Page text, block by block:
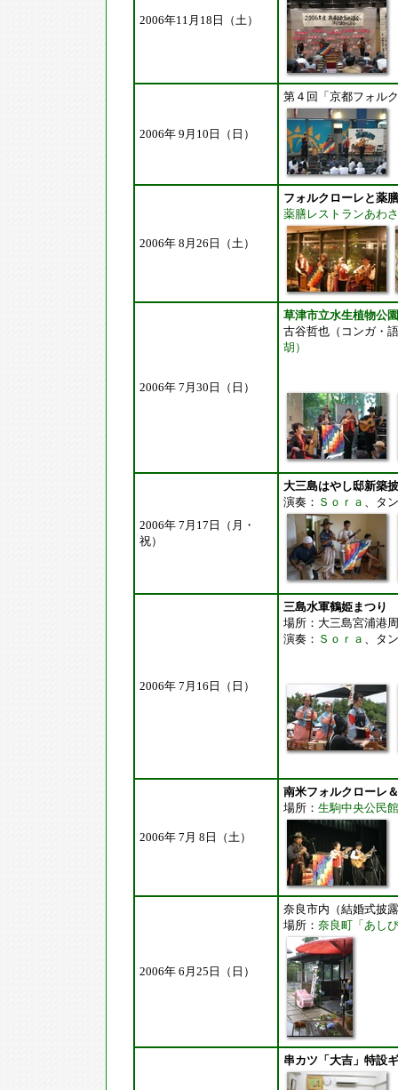
2006年11月18日（土）
2006年 9月10日（日）
第４回「京都フォル
2006年 8月26日（土）
フォルクローレと薬
薬膳レストランあわ
2006年 7月30日（日）
草津市立水生植物公
古谷哲也（コンガ・
胡）
2006年 7月17日（月・
祝）
大三島はやし邸新築
演奏： Ｓｏｒａ 、タ
2006年 7月16日（日）
三島水軍鶴姫まつり
場所：大三島宮浦港
演奏： Ｓｏｒａ 、タ
2006年 7月 8日（土）
南米フォルクローレ
場所： 生駒中央公民館
2006年 6月25日（日）
奈良市内（結婚式披
場所： 奈良町「あし
串カツ「大吉」特設